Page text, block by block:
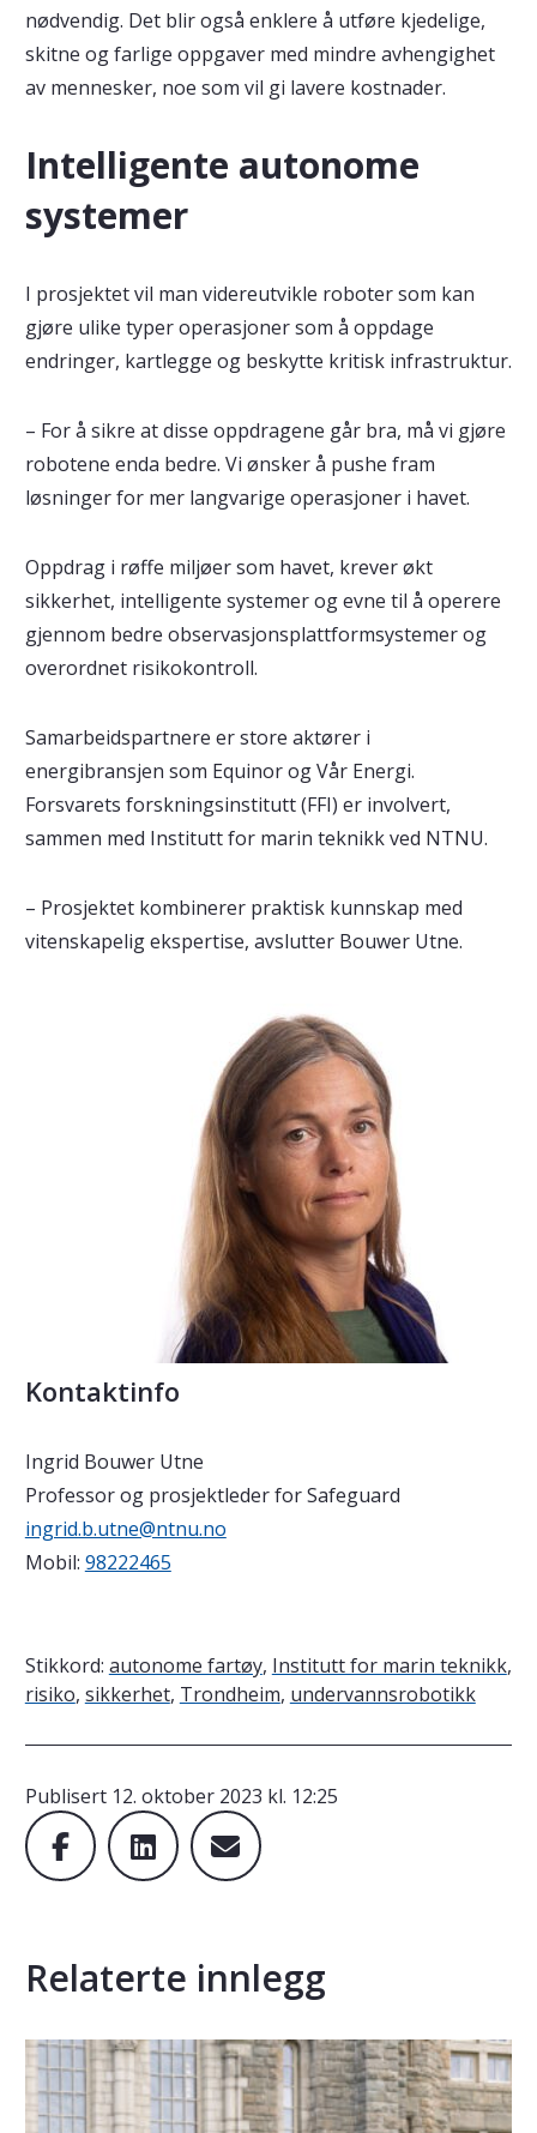
nødvendig. Det blir også enklere å utføre kjedelige,
skitne og farlige oppgaver med mindre avhengighet
av mennesker, noe som vil gi lavere kostnader.
Intelligente autonome
systemer
I prosjektet vil man videreutvikle roboter som kan
gjøre ulike typer operasjoner som å oppdage
endringer, kartlegge og beskytte kritisk infrastruktur.
– For å sikre at disse oppdragene går bra, må vi gjøre
robotene enda bedre. Vi ønsker å pushe fram
løsninger for mer langvarige operasjoner i havet.
Oppdrag i røffe miljøer som havet, krever økt
sikkerhet, intelligente systemer og evne til å operere
gjennom bedre observasjonsplattformsystemer og
overordnet risikokontroll.
Samarbeidspartnere er store aktører i
energibransjen som Equinor og Vår Energi.
Forsvarets forskningsinstitutt (FFI) er involvert,
sammen med Institutt for marin teknikk ved NTNU.
– Prosjektet kombinerer praktisk kunnskap med
vitenskapelig ekspertise, avslutter Bouwer Utne.
Kontaktinfo
Ingrid Bouwer Utne
Professor og prosjektleder for Safeguard
ingrid.b.utne@ntnu.no
Mobil: 98222465
Stikkord: autonome fartøy, Institutt for marin teknikk,
risiko, sikkerhet, Trondheim, undervannsrobotikk
Publisert 12. oktober 2023 kl. 12:25
Relaterte innlegg